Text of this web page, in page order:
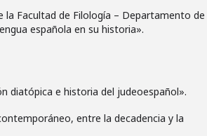
la Facultad de Filología – Departamento de
española en su historia».
diatópica e historia del judeoespañol».
entre la decadencia y la